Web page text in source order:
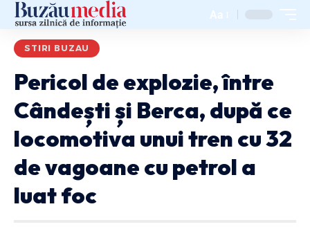
Aa
STIRI BUZAU
Pericol de explozie, între
Cândești și Berca, după ce
locomotiva unui tren cu 32
de vagoane cu petrol a
luat foc